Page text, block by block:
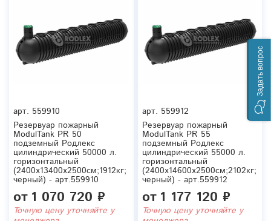
арт. 559910
Резервуар пожарный
ModulTank PR 50
подземный Родлекс
цилиндрический 50000 л.
горизонтальный
(2400x13400x2500см;1912кг;
черный) - арт.559910
от 1 070 720 ₽
Точную цену уточняйте у
арт. 559912
Резервуар пожарный
ModulTank PR 55
подземный Родлекс
цилиндрический 55000 л.
горизонтальный
(2400x14600x2500см;2102кг;
черный) - арт.559912
от 1 177 120 ₽
Точную цену уточняйте у
Задать вопрос